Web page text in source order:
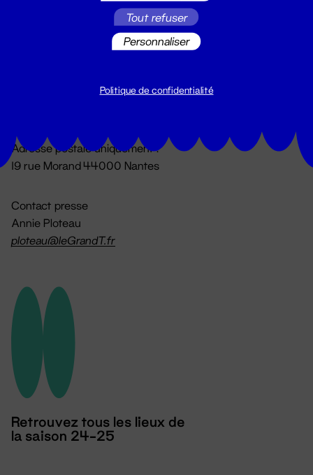
Du lundi au vendredi 14h → 18h
Adresse postale uniquement :
19 rue Morand 44000 Nantes
Contact presse
Annie Ploteau
ploteau@leGrandT.fr
Retrouvez tous les lieux de
la saison 24-25
Tout refuser
Personnaliser
Politique de confidentialité